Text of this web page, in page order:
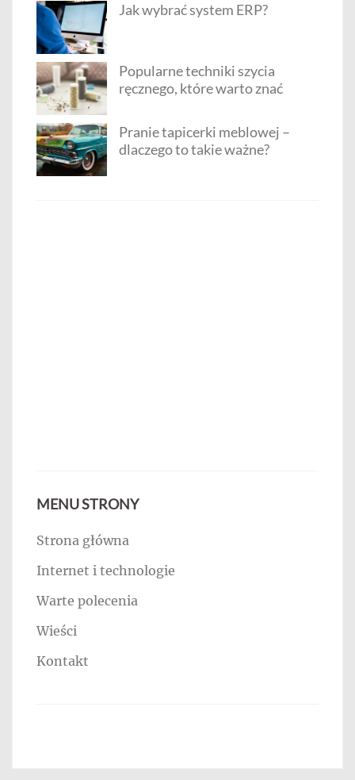
Jak wybrać system ERP?
Popularne techniki szycia
ręcznego, które warto znać
Pranie tapicerki meblowej –
dlaczego to takie ważne?
MENU STRONY
Strona główna
Internet i technologie
Warte polecenia
Wieści
Kontakt